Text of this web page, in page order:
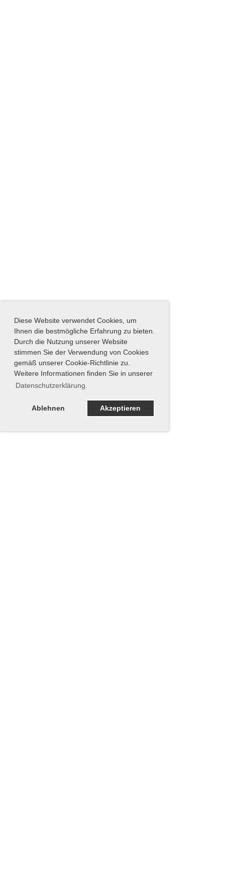
Diese Website verwendet Cookies, um
Ihnen die bestmögliche Erfahrung zu bieten.
Durch die Nutzung unserer Website
stimmen Sie der Verwendung von Cookies
gemäß unserer Cookie-Richtlinie zu.
Weitere Informationen finden Sie in unserer
Datenschutzerklärung.
Ablehnen Akzeptieren